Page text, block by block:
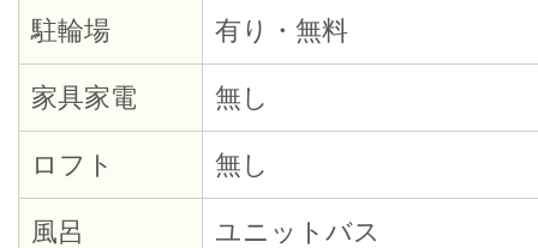
駐輪場 有り・無料
家具家電 無し
ロフト 無し
風呂 ユニットバス